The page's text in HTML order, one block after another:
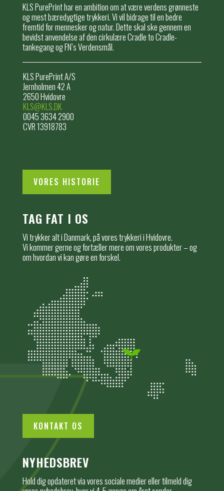
KLS PurePrint har en ambition om at være verdens grønneste
og mest bæredygtige trykkeri. Vi vil bidrage til en bedre
fremtid for mennesker og natur. Dette skal ske gennem en
bevidst anvendelse af den cirkulære Cradle to Cradle-
tankegang og FN’s Verdensmål.
KLS PurePrint A/S
Jernholmen 42 A
2650 Hvidovre
KLS@KLS.DK
0045 3634 2900
CVR 13918783
VORES HISTORIE
TAG FAT I OS
Vi trykker alt i Danmark, på vores trykkeri i Hvidovre.
Vi kommer gerne og fortæller mere om vores produkter – og
om hvordan vi kan gøre en forskel.
KONTAKT OS
NYHEDSBREV
Hold dig opdateret via vores sociale medier eller tilmeld dig